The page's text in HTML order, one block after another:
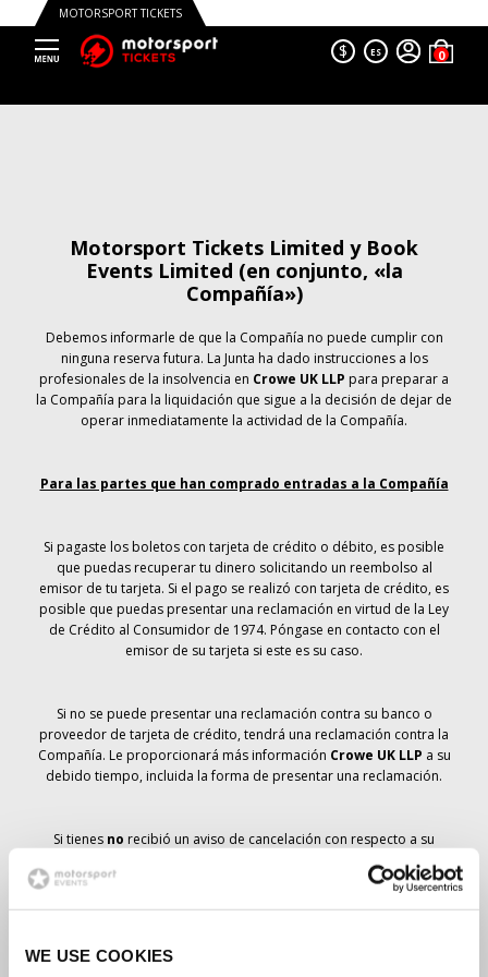
WE USE COOKIES
MOTORSPORT TICKETS
$ ES
Motorsport Tickets Limited y Book
Events Limited (en conjunto, «la
Compañía»)
Debemos informarle de que la Compañía no puede cumplir con
ninguna reserva futura. La Junta ha dado instrucciones a los
profesionales de la insolvencia en Crowe UK LLP para preparar a
la Compañía para la liquidación que sigue a la decisión de dejar de
operar inmediatamente la actividad de la Compañía.
Para las partes que han comprado entradas a la Compañía
Si pagaste los boletos con tarjeta de crédito o débito, es posible
que puedas recuperar tu dinero solicitando un reembolso al
emisor de tu tarjeta. Si el pago se realizó con tarjeta de crédito, es
posible que puedas presentar una reclamación en virtud de la Ley
de Crédito al Consumidor de 1974. Póngase en contacto con el
emisor de su tarjeta si este es su caso.
Si no se puede presentar una reclamación contra su banco o
proveedor de tarjeta de crédito, tendrá una reclamación contra la
Compañía. Le proporcionará más información Crowe UK LLP a su
debido tiempo, incluida la forma de presentar una reclamación.
Si tienes no recibió un aviso de cancelación con respecto a su
pedido de entradas, su reserva no se ha cancelado y se prevé que
recibirá las entradas que ha pedido a su debido tiempo. La